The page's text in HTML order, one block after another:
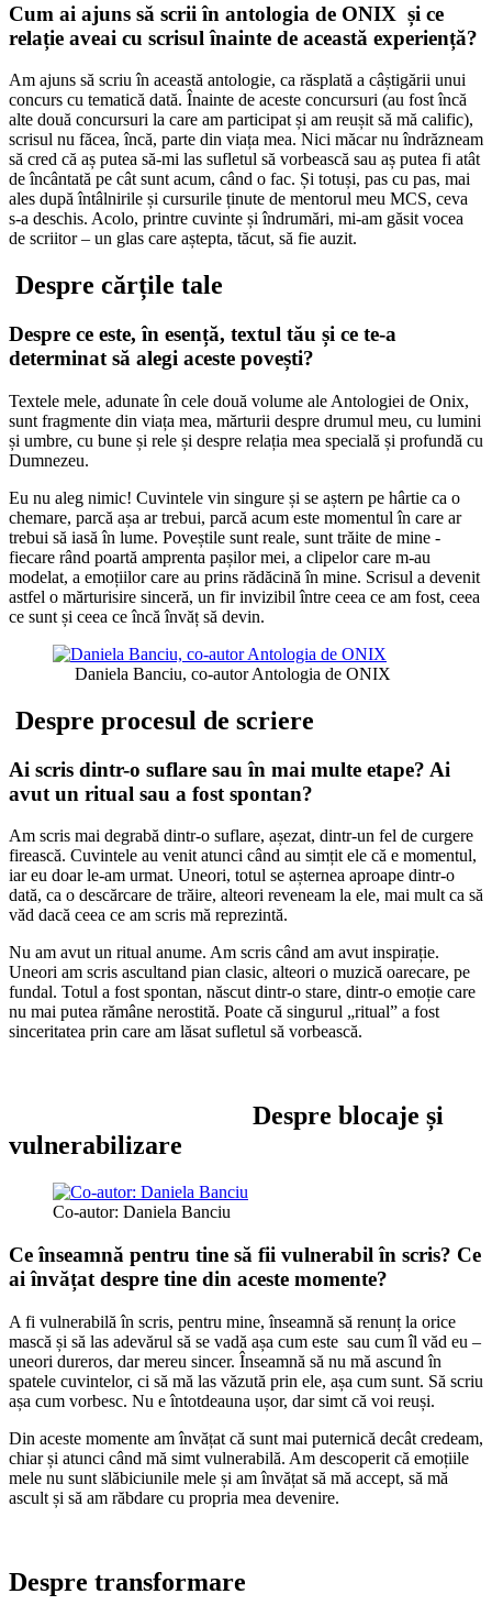
Cum ai ajuns să scrii în antologia de ONIX și ce
relație aveai cu scrisul înainte de această experiență?
Am ajuns să scriu în această antologie, ca răsplată a câștigării unui
concurs cu tematică dată. Înainte de aceste concursuri (au fost încă
alte două concursuri la care am participat și am reușit să mă calific),
scrisul nu făcea, încă, parte din viața mea. Nici măcar nu îndrăzneam
să cred că aș putea să-mi las sufletul să vorbească sau aș putea fi atât
de încântată pe cât sunt acum, când o fac. Și totuși, pas cu pas, mai
ales după întâlnirile și cursurile ținute de mentorul meu MCS, ceva
s-a deschis. Acolo, printre cuvinte și îndrumări, mi-am găsit vocea
de scriitor – un glas care aștepta, tăcut, să fie auzit.
Despre cărțile tale
Despre ce este, în esență, textul tău și ce te-a
determinat să alegi aceste povești?
Textele mele, adunate în cele două volume ale Antologiei de Onix,
sunt fragmente din viața mea, mărturii despre drumul meu, cu lumini
și umbre, cu bune și rele și despre relația mea specială și profundă cu
Dumnezeu.
Eu nu aleg nimic! Cuvintele vin singure și se aștern pe hârtie ca o
chemare, parcă așa ar trebui, parcă acum este momentul în care ar
trebui să iasă în lume. Poveștile sunt reale, sunt trăite de mine -
fiecare rând poartă amprenta pașilor mei, a clipelor care m-au
modelat, a emoțiilor care au prins rădăcină în mine. Scrisul a devenit
astfel o mărturisire sinceră, un fir invizibil între ceea ce am fost, ceea
ce sunt și ceea ce încă învăț să devin.
Daniela Banciu, co-autor Antologia de ONIX
Despre procesul de scriere
Ai scris dintr-o suflare sau în mai multe etape? Ai
avut un ritual sau a fost spontan?
Am scris mai degrabă dintr-o suflare, așezat, dintr-un fel de curgere
firească. Cuvintele au venit atunci când au simțit ele că e momentul,
iar eu doar le-am urmat. Uneori, totul se așternea aproape dintr-o
dată, ca o descărcare de trăire, alteori reveneam la ele, mai mult ca să
văd dacă ceea ce am scris mă reprezintă.
Nu am avut un ritual anume. Am scris când am avut inspirație.
Uneori am scris ascultand pian clasic, alteori o muzică oarecare, pe
fundal. Totul a fost spontan, născut dintr-o stare, dintr-o emoție care
nu mai putea rămâne nerostită. Poate că singurul „ritual” a fost
sinceritatea prin care am lăsat sufletul să vorbească.
Despre blocaje și
vulnerabilizare
Co-autor: Daniela Banciu
Ce înseamnă pentru tine să fii vulnerabil în scris? Ce
ai învățat despre tine din aceste momente?
A fi vulnerabilă în scris, pentru mine, înseamnă să renunț la orice
mască și să las adevărul să se vadă așa cum este sau cum îl văd eu –
uneori dureros, dar mereu sincer. Înseamnă să nu mă ascund în
spatele cuvintelor, ci să mă las văzută prin ele, așa cum sunt. Să scriu
așa cum vorbesc. Nu e întotdeauna ușor, dar simt că voi reuși.
Din aceste momente am învățat că sunt mai puternică decât credeam,
chiar și atunci când mă simt vulnerabilă. Am descoperit că emoțiile
mele nu sunt slăbiciunile mele și am învățat să mă accept, să mă
ascult și să am răbdare cu propria mea devenire.
Despre transformare